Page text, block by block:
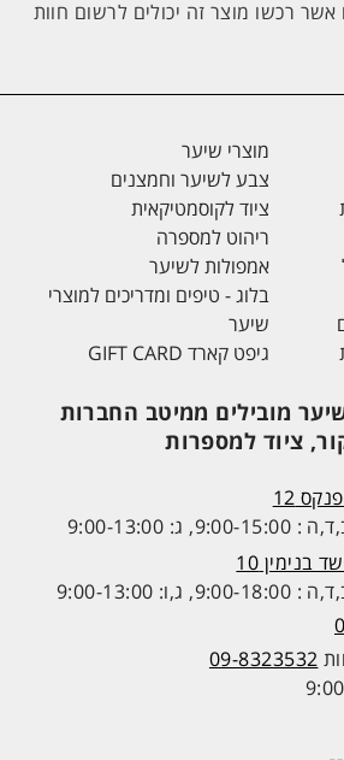
רכשו מוצר זה יכולים לרשום חוות
מוצרי שיער
צבע לשיער וחמצנים
ציוד לקוסמטיקאית
ריהוט למספרה
אמפולות לשיער
בלוג - טיפים ומדריכים למוצרי
שיער
גיפט קארד GIFT CARD
מובילים ממיטב החברות
ציוד למספרות
12
13:00
בנימין 10
13:00
09-8323532